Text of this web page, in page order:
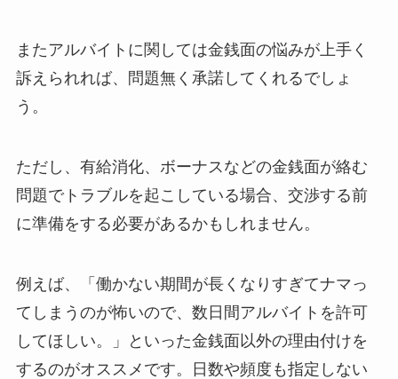
またアルバイトに関しては金銭面の悩みが上手く
訴えられれば、問題無く承諾してくれるでしょ
う。
ただし、有給消化、ボーナスなどの金銭面が絡む
問題でトラブルを起こしている場合、交渉する前
に準備をする必要があるかもしれません。
例えば、「働かない期間が長くなりすぎてナマっ
てしまうのが怖いので、数日間アルバイトを許可
してほしい。」といった金銭面以外の理由付けを
するのがオススメです。日数や頻度も指定しない